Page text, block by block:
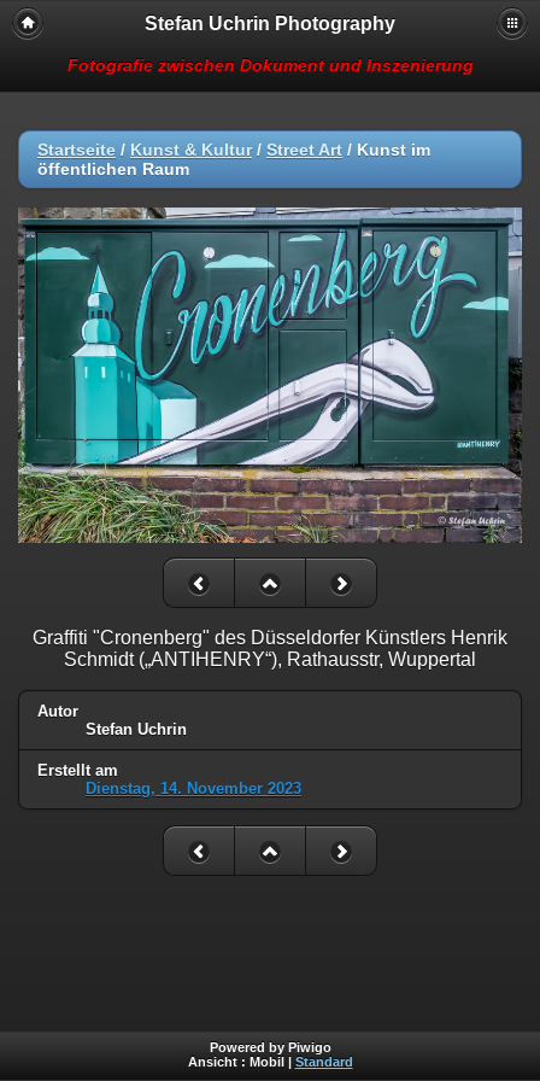
Stefan Uchrin Photography
Fotografie zwischen Dokument und Inszenierung
Startseite / Kunst & Kultur/ Street Art / Kunst im
öffentlichen Raum
Graffiti "Cronenberg" des Düsseldorfer Künstlers Henrik
Schmidt („ANTIHENRY“), Rathausstr, Wuppertal
Autor
Stefan Uchrin
Erstellt am
Dienstag, 14. November 2023
Powered by Piwigo
Ansicht : Mobil Standard